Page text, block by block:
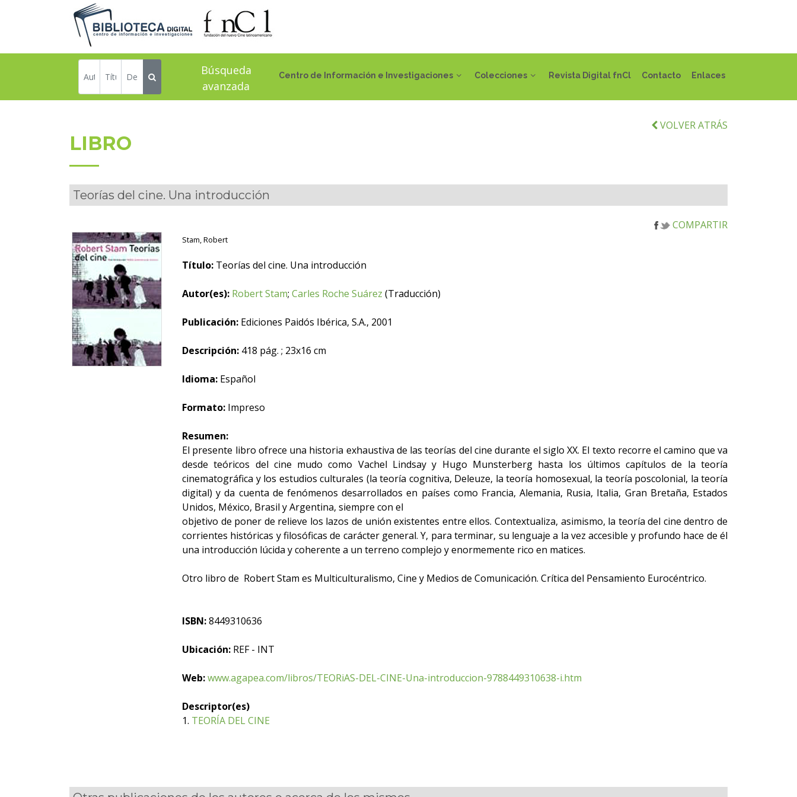
Centro de Información e Investigaciones Colecciones Revista Digital fnCl Contacto Enlaces
Búsqueda
avanzada
VOLVER ATRÁS
LIBRO
Teorías del cine. Una introducción
COMPARTIR
Stam, Robert
Título: Teorías del cine. Una introducción
Autor(es): Robert Stam; Carles Roche Suárez (Traducción)
Publicación: Ediciones Paidós Ibérica, S.A., 2001
Descripción: 418 pág. ; 23x16 cm
Idioma: Español
Formato: Impreso
Resumen:
El presente libro ofrece una historia exhaustiva de las teorías del cine durante el siglo XX. El texto recorre el camino que va
desde teóricos del cine mudo como Vachel Lindsay y Hugo Munsterberg hasta los últimos capítulos de la teoría
cinematográfica y los estudios culturales (la teoría cognitiva, Deleuze, la teoría homosexual, la teoría poscolonial, la teoría
digital) y da cuenta de fenómenos desarrollados en países como Francia, Alemania, Rusia, Italia, Gran Bretaña, Estados
Unidos, México, Brasil y Argentina, siempre con el
objetivo de poner de relieve los lazos de unión existentes entre ellos. Contextualiza, asimismo, la teoría del cine dentro de
corrientes históricas y filosóficas de carácter general. Y, para terminar, su lenguaje a la vez accesible y profundo hace de él
una introducción lúcida y coherente a un terreno complejo y enormemente rico en matices.
Otro libro de Robert Stam es Multiculturalismo, Cine y Medios de Comunicación. Crítica del Pensamiento Eurocéntrico.
ISBN:8449310636
Ubicación: REF - INT
Web:www.agapea.com/libros/TEORiAS-DEL-CINE-Una-introduccion-9788449310638-i.htm
Descriptor(es)
1. TEORÍA DEL CINE